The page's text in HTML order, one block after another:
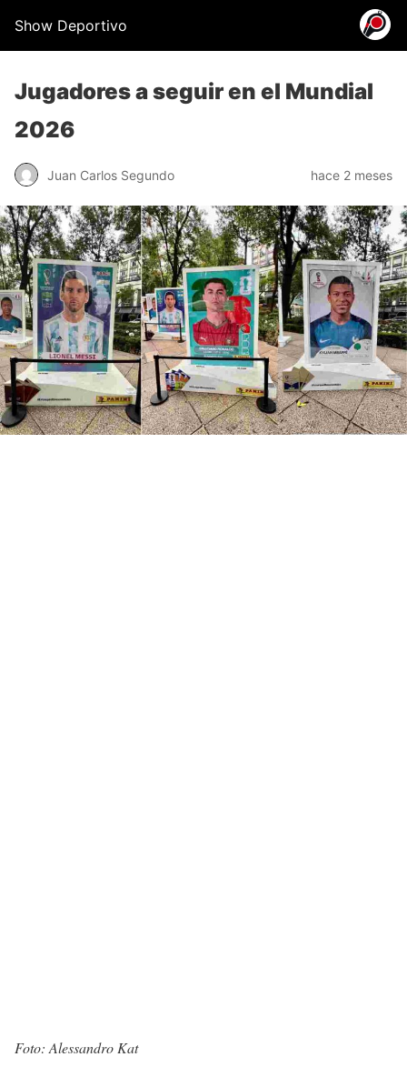
Show Deportivo
Jugadores a seguir en el Mundial
2026
Juan Carlos Segundo hace 2 meses
Foto: Alessandro Kat